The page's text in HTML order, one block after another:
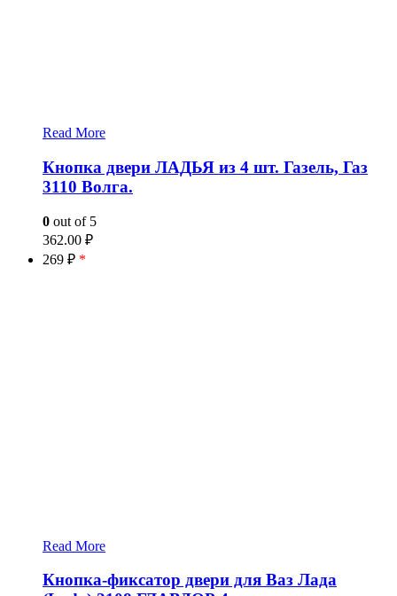
Read More
Кнопка двери ЛАДЬЯ из 4 шт. Газель, Газ
3110 Волга.
0 out of 5
362.00 ₽
269 ₽ *
Read More
Кнопка-фиксатор двери для Ваз Лада